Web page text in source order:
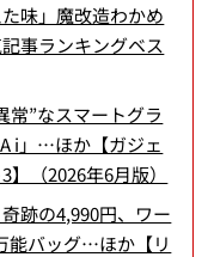
味」魔改造わかめ
事ランキングベス
常”なスマートグラ
i」…ほか【ガジェ
（2026年6月版）
跡の4,990円、ワー
能バッグ…ほか【リ